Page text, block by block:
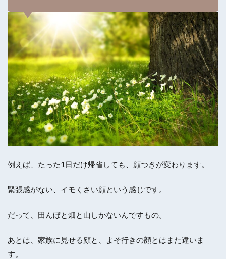
例えば、たった1日だけ帰省しても、顔つきが変わります。
緊張感がない、イモくさい顔という感じです。
だって、田んぼと畑と山しかないんですもの。
あとは、家族に見せる顔と、よそ行きの顔とはまた違いま
す。